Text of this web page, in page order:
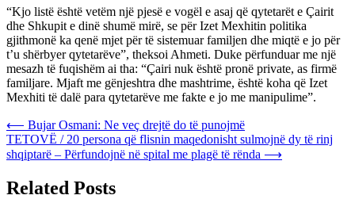
“Kjo listë është vetëm një pjesë e vogël e asaj që qytetarët e Çairit
dhe Shkupit e dinë shumë mirë, se për Izet Mexhitin politika
gjithmonë ka qenë mjet për të sistemuar familjen dhe miqtë e jo për
t’u shërbyer qytetarëve”, theksoi Ahmeti. Duke përfunduar me një
mesazh të fuqishëm ai tha: “Çairi nuk është pronë private, as firmë
familjare. Mjaft me gënjeshtra dhe mashtrime, është koha që Izet
Mexhiti të dalë para qytetarëve me fakte e jo me manipulime”.
Post
navigation
⟵ Bujar Osmani: Ne veç drejtë do të punojmë
TETOVË / 20 persona që flisnin maqedonisht sulmojnë dy të rinj
shqiptarë – Përfundojnë në spital me plagë të rënda ⟶
Related Posts